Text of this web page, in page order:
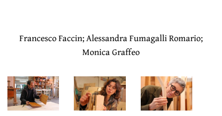
Francesco Faccin; Alessandra Fumagalli Romario;
Monica Graffeo